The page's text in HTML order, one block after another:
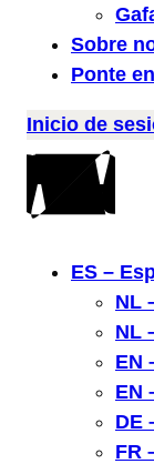
Sobre
Ponte
Inicio de
ES –
NL
NL
EN
EN
DE
FR